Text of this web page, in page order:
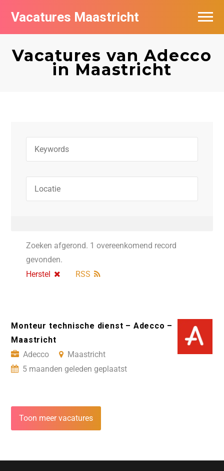
Vacatures Maastricht
Vacatures van Adecco
in Maastricht
Zoeken afgerond. 1 overeenkomend record
gevonden.
Herstel
RSS
Monteur technische dienst – Adecco –
Maastricht
Adecco
Maastricht
5 maanden geleden geplaatst
Toon meer vacatures
Vacatures per bedrijf in Maastricht
De populairste vacatures in Maastricht